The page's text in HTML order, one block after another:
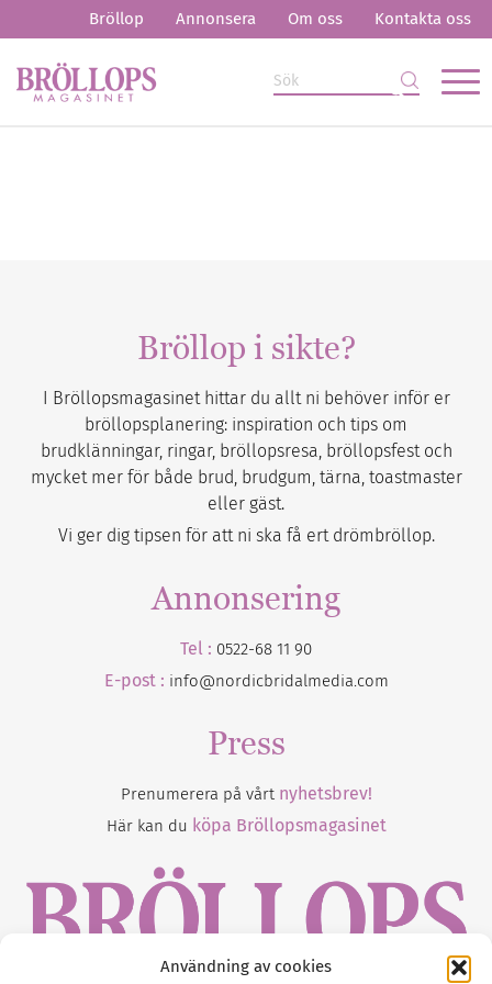
Användning av cookies
Bröllop Annonsera Om oss Kontakta oss
Bröllop i sikte?
I Bröllopsmagasinet hittar du allt ni behöver inför er
bröllopsplanering: inspiration och tips om
brudklänningar, ringar, bröllopsresa, bröllopsfest och
mycket mer för både brud, brudgum, tärna, toastmaster
eller gäst.
Vi ger dig tipsen för att ni ska få ert drömbröllop.
Annonsering
Tel : 0522-68 11 90
E-post : info@nordicbridalmedia.com
Press
Prenumerera på vårt nyhetsbrev!
Här kan du köpa Bröllopsmagasinet